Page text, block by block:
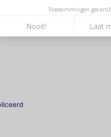
de cierre